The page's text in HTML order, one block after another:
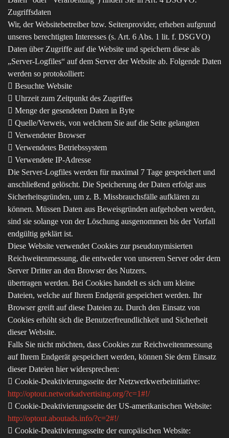
Zugriffsdaten
Wir, der Websitebetreiber bzw. Seitenprovider, erheben aufgrund
unseres berechtigten Interesses (s. Art. 6 Abs. 1 lit. f. DSGVO)
Daten über Zugriffe auf die Website und speichern diese als
„Server-Logfiles“ auf dem Server der Website ab. Folgende Daten
werden so protokolliert:
 Besuchte Website
 Uhrzeit zum Zeitpunkt des Zugriffes
 Menge der gesendeten Daten in Byte
 Quelle/Verweis, von welchem Sie auf die Seite gelangten
 Verwendeter Browser
 Verwendetes Betriebssystem
 Verwendete IP-Adresse
Die Server-Logfiles werden für maximal 7 Tage gespeichert und
anschließend gelöscht. Die Speicherung der Daten erfolgt aus
Sicherheitsgründen, um z. B. Missbrauchsfälle aufklären zu
können. Müssen Daten aus Beweisgründen aufgehoben werden,
sind sie solange von der Löschung ausgenommen bis der Vorfall
endgültig geklärt ist.
Diese Website verwendet Cookies zur pseudonymisierten
Reichweitenmessung, die entweder von unserem Server oder dem
Server Dritter an den Browser des Nutzers.
übertragen werden. Bei Cookies handelt es sich um kleine
Dateien, welche auf Ihrem Endgerät gespeichert werden. Ihr
Browser greift auf diese Dateien zu. Durch den Einsatz von
Cookies erhöht sich die Benutzerfreundlichkeit und Sicherheit
dieser Website.
Falls Sie nicht möchten, dass Cookies zur Reichweitenmessung
auf Ihrem Endgerät gespeichert werden, können Sie dem Einsatz
dieser Dateien hier widersprechen:
 Cookie-Deaktivierungsseite der Netzwerkwerbeinitiative:
http://optout.networkadvertising.org/?c=1#!/
 Cookie-Deaktivierungsseite der US-amerikanischen Website:
http://optout.aboutads.info/?c=2#!/
 Cookie-Deaktivierungsseite der europäischen Website: